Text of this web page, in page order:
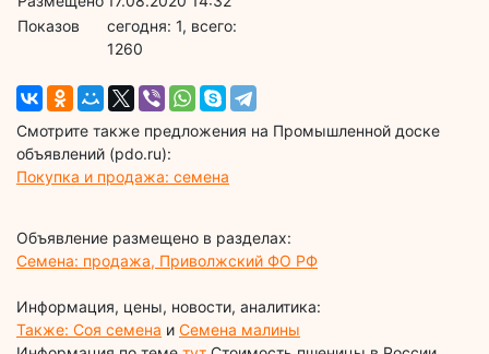
Показов
cегодня: 1, всего:
1260
Смотрите также предложения на Промышленной доске
объявлений (pdo.ru):
Покупка и продажа: семена
Объявление размещено в разделах:
Семена: продажа, Приволжский ФО РФ
Информация, цены, новости, аналитика:
Также: Соя семена и Семена малины